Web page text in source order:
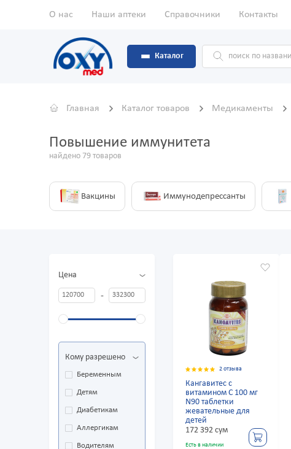
О нас Наши аптеки Справочники Контакты
Каталог
Главная Каталог товаров Медикаменты
Повышение иммунитета
найдено 79 товаров
Вакцины Иммунодепрессанты
Цена
-
Кому разрешено
Беременным
Детям
Диабетикам
Аллергикам
Водителям
2 отзыва
Кангавитес с
витамином С 100 мг
N90 таблетки
жевательные для
детей
172 392 сум
Есть в наличии